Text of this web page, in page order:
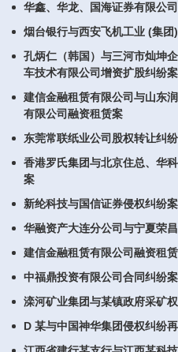
华鑫、华龙、国海证券有限公
烟台银行与西安飞机工业 (集
孔炳仁（韩国）与三河市灿坤
车技术有限公司增资扩股纠纷案
建信金融租赁有限公司与山东
有限公司融资租赁案
东莞常联纸业公司股权转让纠
香港罗氏集团与北京住总、华
案
新纶科技与国信证券侵权纠纷案
华融资产大连分公司与宁夏荣
建信金融租赁有限公司融资租
中福鼎投资有限公司合同纠纷案
滦河矿业集团与某镇政府采矿
D 某与中国神华集团侵权纠纷